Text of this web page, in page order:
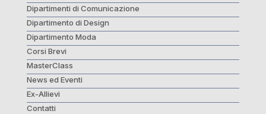
Dipartimenti di Comunicazione
Dipartimento di Design
Dipartimento Moda
Corsi Brevi
MasterClass
News ed Eventi
Ex-Allievi
Contatti